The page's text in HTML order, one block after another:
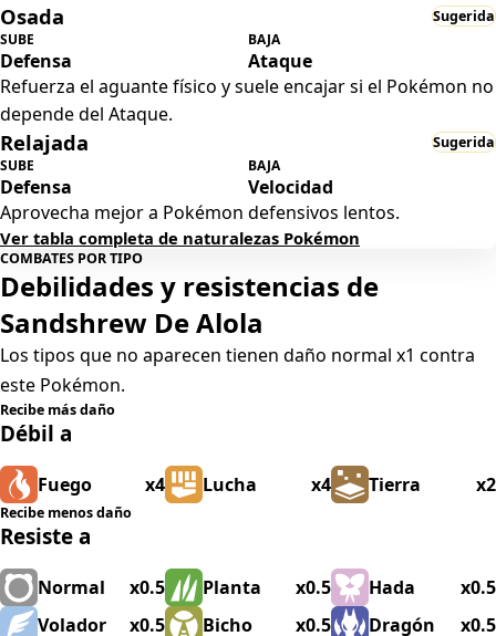
Osada
Sugerida
SUBE
Defensa
BAJA
Ataque
Refuerza el aguante físico y suele encajar si el Pokémon no
depende del Ataque.
Relajada
Sugerida
SUBE
Defensa
BAJA
Velocidad
Aprovecha mejor a Pokémon defensivos lentos.
Ver tabla completa de naturalezas Pokémon
COMBATES POR TIPO
Debilidades y resistencias de
Sandshrew De Alola
Los tipos que no aparecen tienen daño normal x1 contra
este Pokémon.
Recibe más daño
Débil a
Fuego x4 Lucha x4 Tierra x2
Recibe menos daño
Resiste a
Normal x0.5 Planta x0.5 Hada
x0.5
Volador
x0.5 Bicho x0.5 Dragón x0.5